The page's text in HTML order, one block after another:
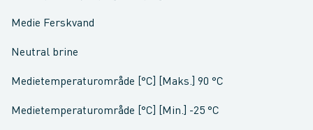
Medie Ferskvand
Neutral brine
Medietemperaturområde [°C] [Maks.] 90 °C
Medietemperaturområde [°C] [Min.] -25 °C